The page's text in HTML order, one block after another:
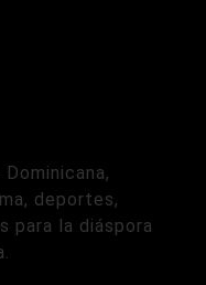
deportes,
para la diáspora